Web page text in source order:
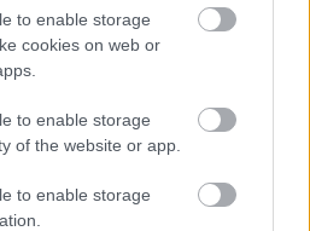
to enable storage
cookies on web or
to enable storage
of the website or app.
to enable storage
és jelzőlámpás
épül Angyalföldön
bővítik
jó hírű református